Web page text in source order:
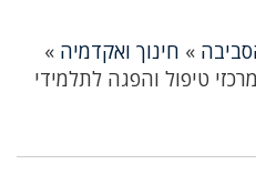
» חינוך ואקדמיה »
טיפול והפגה לתלמידי